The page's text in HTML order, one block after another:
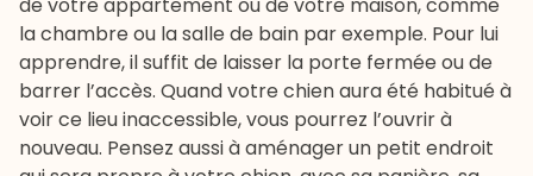
de votre appartement ou de votre maison, comme
la chambre ou la salle de bain par exemple. Pour lui
apprendre, il suffit de laisser la porte fermée ou de
barrer l’accès. Quand votre chien aura été habitué à
voir ce lieu inaccessible, vous pourrez l’ouvrir à
nouveau. Pensez aussi à aménager un petit endroit